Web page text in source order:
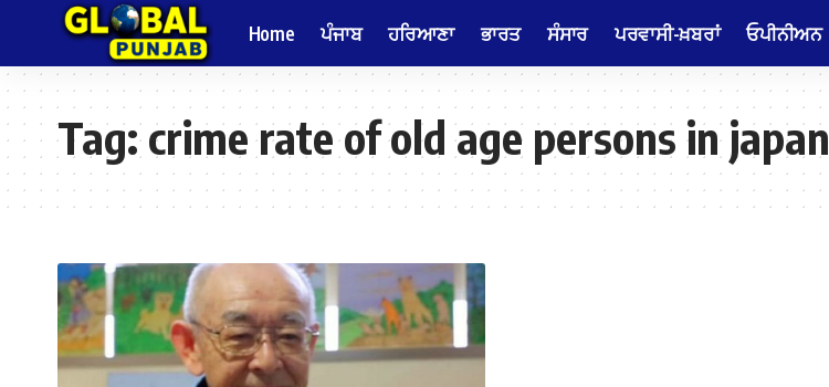
Home ਪੰਜਾਬ ਹਰਿਆਣਾ ਭਾਰਤ ਸੰਸਾਰ ਪਰਵਾਸੀ-ਖ਼ਬਰਾਂ ਓਪੀਨੀਅਨ
Tag:crime rate of old age persons in japan